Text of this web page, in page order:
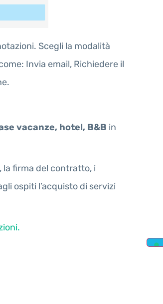
Scegli la modalità
Invia email, Richiedere il
vacanze, hotel, B&B in
, la firma del contratto, i
ospiti l’acquisto di servizi